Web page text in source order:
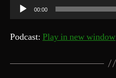
u
d
00:00
Podcast: Play in new window